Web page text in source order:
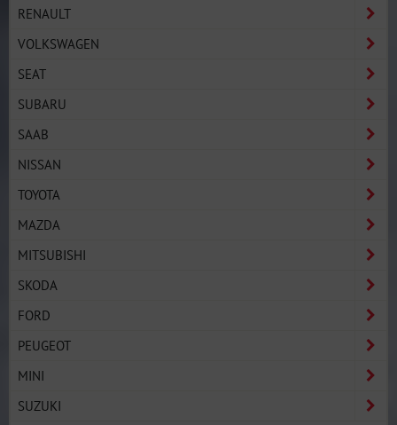
RENAULT
VOLKSWAGEN
SEAT
SUBARU
SAAB
NISSAN
TOYOTA
MAZDA
MITSUBISHI
SKODA
FORD
PEUGEOT
MINI
SUZUKI